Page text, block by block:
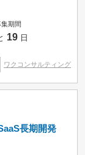
ト
集期間
19日
ワクコンサルティング
長期開発